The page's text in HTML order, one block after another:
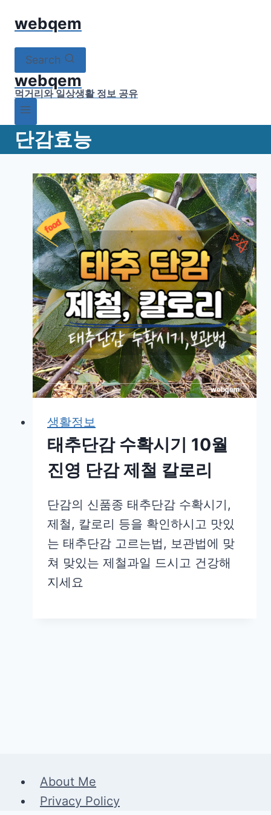
content
webqem
Search
webqem
먹거리와 일상생활 정보 공유
단감효능
생활정보
태추단감 수확시기 10월
진영 단감 제철 칼로리
단감의 신품종 태추단감 수확시기,
제철, 칼로리 등을 확인하시고 맛있
는 태추단감 고르는법, 보관법에 맞
쳐 맞있는 제철과일 드시고 건강해
지세요
About Me
Privacy Policy